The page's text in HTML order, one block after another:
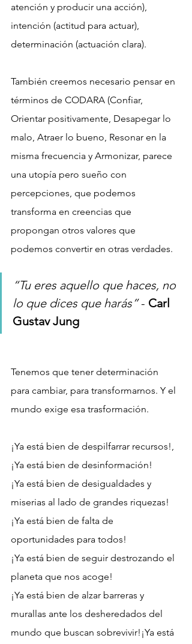
atención y producir una acción),
intención (actitud para actuar),
determinación (actuación clara).
También creemos necesario pensar en
términos de CODARA (Confiar,
Orientar positivamente, Desapegar lo
malo, Atraer lo bueno, Resonar en la
misma frecuencia y Armonizar, parece
una utopía pero sueño con
percepciones, que podemos
transforma en creencias que
propongan otros valores que
podemos convertir en otras verdades.
“Tu eres aquello que haces, no
lo que dices que harás” - Carl
Gustav Jung
Tenemos que tener determinación
para cambiar, para transformarnos. Y el
mundo exige esa trasformación.
¡Ya está bien de despilfarrar recursos!,
¡Ya está bien de desinformación!
¡Ya está bien de desigualdades y
miserias al lado de grandes riquezas!
¡Ya está bien de falta de
oportunidades para todos!
¡Ya está bien de seguir destrozando el
planeta que nos acoge!
¡Ya está bien de alzar barreras y
murallas ante los desheredados del
mundo que buscan sobrevivir!¡Ya está